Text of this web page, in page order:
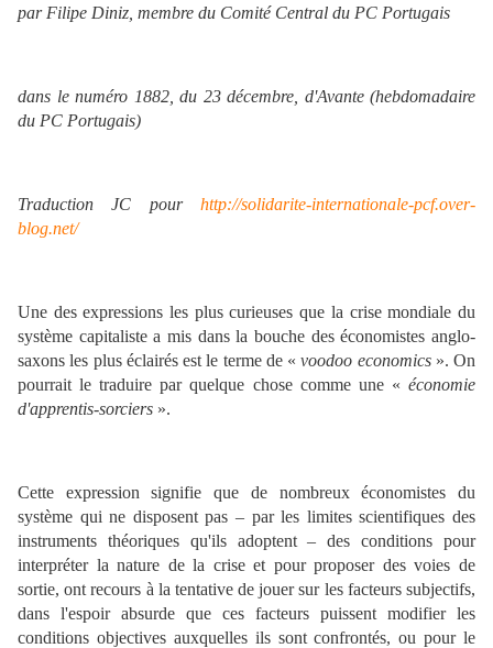
par Filipe Diniz, membre du Comité Central du PC Portugais
dans le numéro 1882, du 23 décembre, d'Avante (hebdomadaire
du PC Portugais)
Traduction JC pour http://solidarite-internationale-pcf.over-
blog.net/
Une des expressions les plus curieuses que la crise mondiale du
système capitaliste a mis dans la bouche des économistes anglo-
saxons les plus éclairés est le terme de «voodoo economics». On
pourrait le traduire par quelque chose comme une « économie
d'apprentis-sorciers ».
Cette expression signifie que de nombreux économistes du
système qui ne disposent pas – par les limites scientifiques des
instruments théoriques qu'ils adoptent – des conditions pour
interpréter la nature de la crise et pour proposer des voies de
sortie, ont recours à la tentative de jouer sur les facteurs subjectifs,
dans l'espoir absurde que ces facteurs puissent modifier les
conditions objectives auxquelles ils sont confrontés, ou pour le